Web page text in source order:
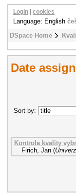
DSpace Home
Login cookies
Language: English
Date
Sort by:
Kontrola kvality
Firich, Jan (